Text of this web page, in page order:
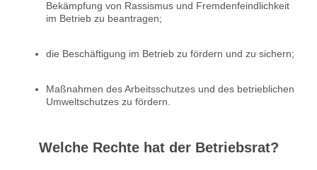
Bekämpfung von Rassismus und Fremdenfeindlichkeit
im Betrieb zu beantragen;
die Beschäftigung im Betrieb zu fördern und zu sichern;
Maßnahmen des Arbeitsschutzes und des betrieblichen
Umweltschutzes zu fördern.
Welche Rechte hat der Betriebsrat?